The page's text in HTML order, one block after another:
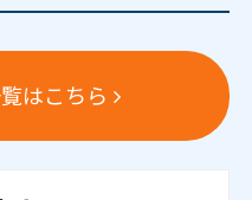
はこちら